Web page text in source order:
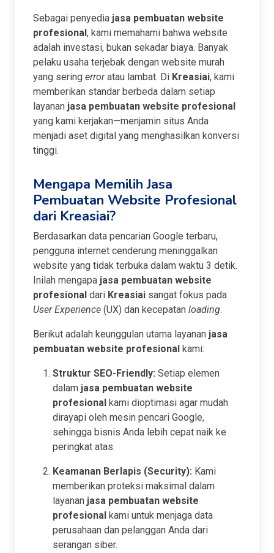
Sebagai penyedia jasa pembuatan website
profesional, kami memahami bahwa website
adalah investasi, bukan sekadar biaya. Banyak
pelaku usaha terjebak dengan website murah
yang sering erroratau lambat. Di Kreasiai, kami
memberikan standar berbeda dalam setiap
layanan jasa pembuatan website profesional
yang kami kerjakan—menjamin situs Anda
menjadi aset digital yang menghasilkan konversi
tinggi.
Mengapa Memilih Jasa
Pembuatan Website Profesional
dari Kreasiai?
Berdasarkan data pencarian Google terbaru,
pengguna internet cenderung meninggalkan
website yang tidak terbuka dalam waktu 3 detik.
Inilah mengapa jasa pembuatan website
profesional dari Kreasiai sangat fokus pada
User Experience (UX) dan kecepatan loading.
Berikut adalah keunggulan utama layanan jasa
pembuatan website profesional kami:
Struktur SEO-Friendly: Setiap elemen
dalam jasa pembuatan website
profesional kami dioptimasi agar mudah
dirayapi oleh mesin pencari Google,
sehingga bisnis Anda lebih cepat naik ke
peringkat atas.
Keamanan Berlapis (Security): Kami
memberikan proteksi maksimal dalam
layanan jasa pembuatan website
profesional kami untuk menjaga data
perusahaan dan pelanggan Anda dari
serangan siber.